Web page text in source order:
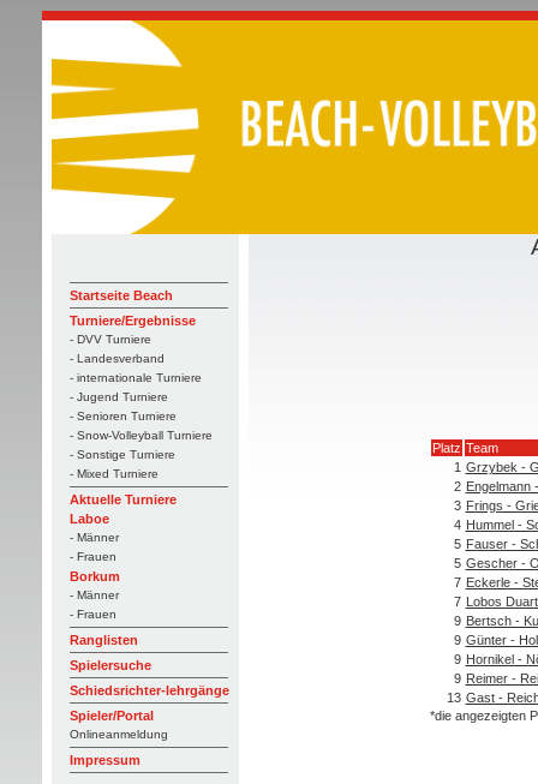
Startseite Beach
Turniere/Ergebnisse
- DVV Turniere
- Landesverband
- internationale Turniere
- Jugend Turniere
- Senioren Turniere
- Snow-Volleyball Turniere
- Sonstige Turniere
- Mixed Turniere
Aktuelle Turniere
Laboe
- Männer
- Frauen
Borkum
- Männer
- Frauen
Ranglisten
Spielersuche
Schiedsrichter-lehrgänge
Spieler/Portal
Onlineanmeldung
Impressum
Platz Team
1 Grzybek -
2 Engelmann
3 Frings -
4 Hummel -
5 Fauser -
5 Gescher -
7 Eckerle -
7 Lobos
9 Bertsch -
9 Günter -
9 Hornikel -
9 Reimer -
13 Gast -
*die angezeigten